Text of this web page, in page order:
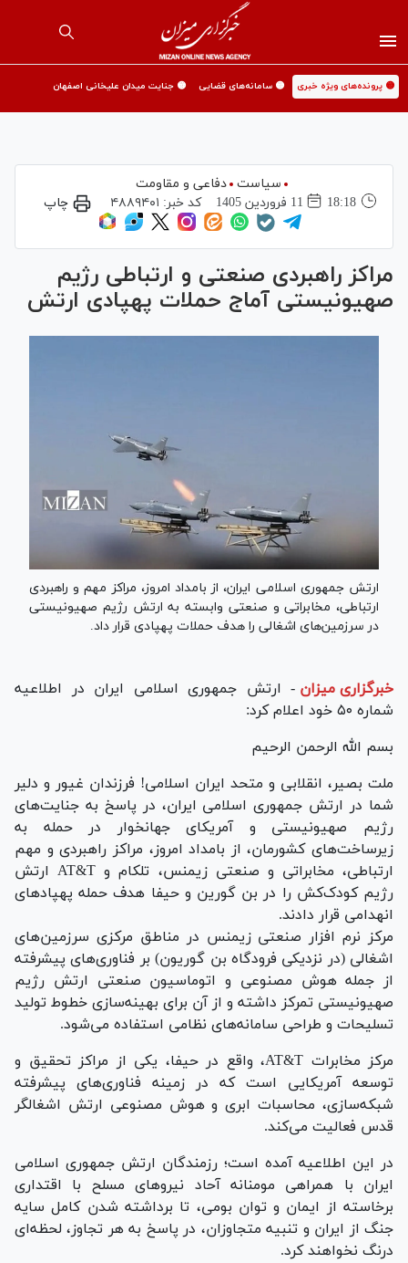
🟡 پرونده‌های ویژه خبری 🟡 سامانه‌های قضایی 🟡 جنایت میدان علیخانی اصفهان
سیاست
دفاعی و مقاومت
18:18
11 فروردين 1405 کد خبر: ۴۸۸۹۴۰۱ چاپ
مراکز راهبردی صنعتی و ارتباطی رژیم
صهیونیستی آماج حملات پهپادی ارتش
ارتش جمهوری اسلامی ایران، از بامداد امروز، مراکز مهم و راهبردی
ارتباطی، مخابراتی و صنعتی وابسته به ارتش رژیم صهیونیستی
در سرزمین‌های اشغالی را هدف حملات پهپادی قرار داد.
خبرگزاری میزان - ارتش جمهوری اسلامی ایران در اطلاعیه
شماره ۵۰ خود اعلام کرد:
بسم الله الرحمن الرحیم
ملت بصیر، انقلابی و متحد ایران اسلامی! فرزندان غیور و دلیر
شما در ارتش جمهوری اسلامی ایران، در پاسخ به جنایت‌های
رژیم صهیونیستی و آمریکای جهانخوار در حمله به
زیرساخت‌های کشورمان، از بامداد امروز، مراکز راهبردی و مهم
ارتباطی، مخابراتی و صنعتی زیمنس، تلکام و AT&T ارتش
رژیم کودک‌کش را در بن گورین و حیفا هدف حمله پهپاد‌های
انهدامی قرار دادند.
مرکز نرم افزار صنعتی زیمنس در مناطق مرکزی سرزمین‌های
اشغالی (در نزدیکی فرودگاه بن گوریون) بر فناوری‌های پیشرفته
از جمله هوش مصنوعی و اتوماسیون صنعتی ارتش رژیم
صهیونیستی تمرکز داشته و از آن برای بهینه‌سازی خطوط تولید
تسلیحات و طراحی سامانه‌های نظامی استفاده می‌شود.
مرکز مخابرات AT&T، واقع در حیفا، یکی از مراکز تحقیق و
توسعه آمریکایی است که در زمینه فناوری‌های پیشرفته
شبکه‌سازی، محاسبات ابری و هوش مصنوعی ارتش اشغالگر
قدس فعالیت می‌کند.
در این اطلاعیه آمده است؛ رزمندگان ارتش جمهوری اسلامی
ایران با همراهی مومنانه آحاد نیرو‌های مسلح با اقتداری
برخاسته از ایمان و توان بومی، تا برداشته شدن کامل سایه
جنگ از ایران و تنبیه متجاوزان، در پاسخ به هر تجاوز، لحظه‌ای
درنگ نخواهند کرد.